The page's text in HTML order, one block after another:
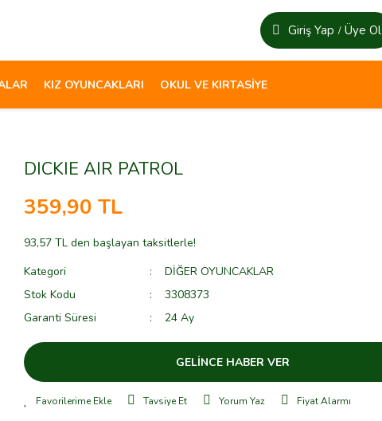
Giriş Yap / Üye Ol
KIZ OYUNCAKLARI OKUL VE KIRTASİYE
DICKIE AIR PATROL
359,90 TL
93,57 TL den başlayan taksitlerle!
Kategori
DİĞER OYUNCAKLAR
Stok Kodu
3308373
Garanti Süresi
24 Ay
GELİNCE HABER VER
Tavsiye Et Yorum Yaz Fiyat Alarmı